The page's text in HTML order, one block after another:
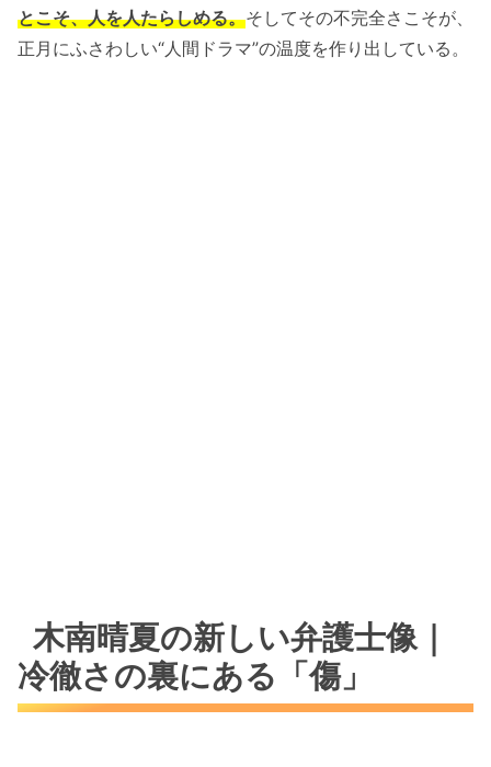
とこそ、人を人たらしめる。そしてその不完全さこそが、
正月にふさわしい“人間ドラマ”の温度を作り出している。
木南晴夏の新しい弁護士像｜
冷徹さの裏にある「傷」